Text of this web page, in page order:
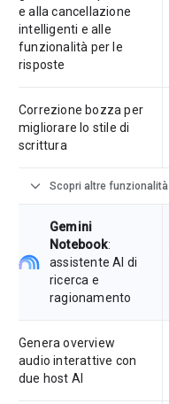
e alla cancellazione
intelligenti e alle
funzionalità per le
risposte
Correzione bozza per
migliorare lo stile di
scrittura
expand_more Scopri altre funzionalità
Gemini
Notebook:
assistente AI di
ricerca e
ragionamento
Genera overview
audio interattive con
due host AI